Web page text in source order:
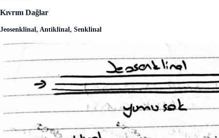
Kıvrım Dağlar
Jeosenklinal, Antiklinal, Senklinal